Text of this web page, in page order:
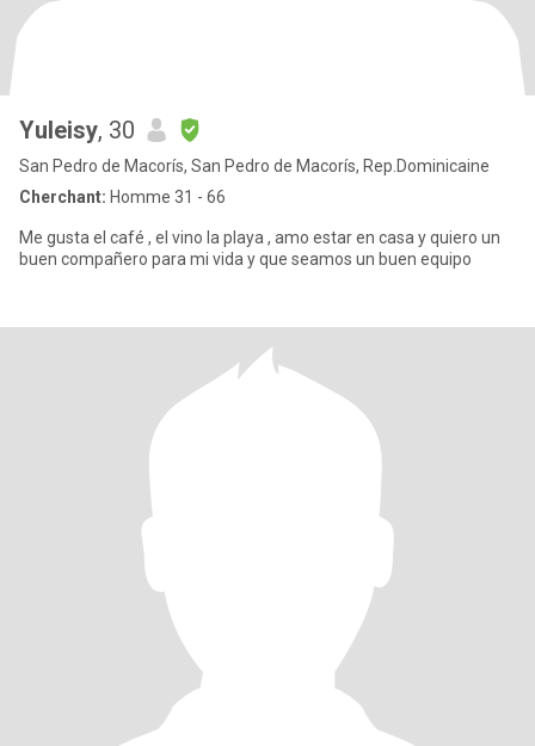
Yuleisy, 30
San Pedro de Macorís, San Pedro de Macorís, Rep.Dominicaine
Cherchant: Homme 31 - 66
Me gusta el café , el vino la playa , amo estar en casa y quiero un
buen compañero para mi vida y que seamos un buen equipo